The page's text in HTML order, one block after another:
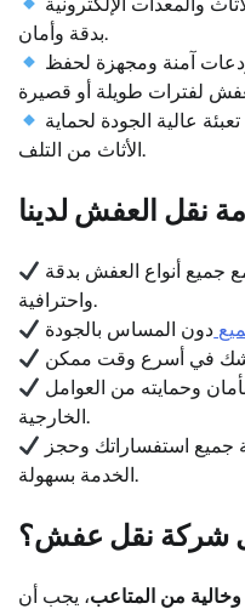
بدقة وأمان.
آمنة ومجهزة لحفظ
عالية الجودة لحماية
الأثاث من التلف.
نقل العفش لدينا
جميع أنواع العفش بدقة
واحترافية.
وحمايته من العوامل
الخارجية.
جميع استفساراتك وحجز
الخدمة بسهولة.
شركة نقل عفش؟
من المتاعب، يجب أن